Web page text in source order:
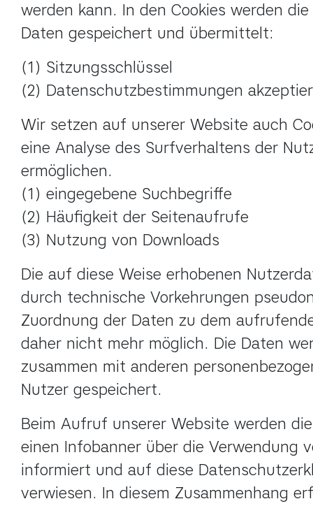
werden kann. In den Cookies werden
Daten gespeichert und übermittelt:
(1) Sitzungsschlüssel
(2) Datenschutzbestimmungen
Wir setzen auf unserer Website auch
eine Analyse des Surfverhaltens der
ermöglichen.
(1) eingegebene Suchbegriffe
(2) Häufigkeit der Seitenaufrufe
(3) Nutzung von Downloads
Die auf diese Weise erhobenen
durch technische Vorkehrungen
Zuordnung der Daten zu dem
daher nicht mehr möglich. Die Daten
zusammen mit anderen
Nutzer gespeichert.
Beim Aufruf unserer Website werden
einen Infobanner über die Verwendung
informiert und auf diese
verwiesen. In diesem Zusammenhang